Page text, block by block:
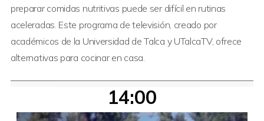
preparar comidas nutritivas puede ser difícil en rutinas
aceleradas. Este programa de televisión, creado por
académicos de la Universidad de Talca y UTalcaTV, ofrece
alternativas para cocinar en casa.
14:00